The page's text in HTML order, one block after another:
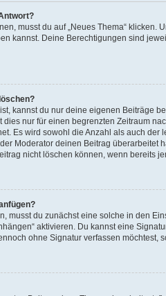
musst du auf „Neues Thema“
kannst. Deine Berechtigungen sind
kannst du nur deine eigenen Beiträge
nur für einen begrenzten Zeitraum
Es wird sowohl die Anzahl als auch
Moderator deinen Beitrag
nicht löschen können, wenn bereits
musst du zunächst eine solche in den
aktivieren. Du kannst eine
ohne Signatur verfassen möchtest,